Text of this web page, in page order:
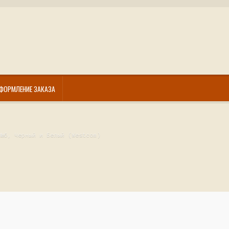
ЗАКАЗА
Черный и Белый (Westcom)